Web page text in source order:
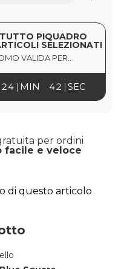
PIQUADRO
SELEZIONATI
VALIDA PER...
24 42
MIN SEC
per ordini
facile e veloce
di questo articolo